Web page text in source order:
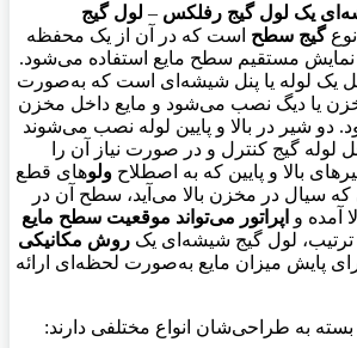
– لول گیج
گیج سطح است که در آن از یک محفظه
مستقیم سطح مایع استفاده می‌شود.
یک لوله یا پنل شیشه‌ای است که به‌صورت
یا دیگ نصب می‌شود و مایع داخل مخزن
دو شیر در بالا و پایین لوله نصب می‌شوند
لوله گیج کنترل و در صورت نیاز آن را
بالا و پایین که به اصطلاح ولوهای قطع
سیال در مخزن بالا می‌آید، سطح آن در
آمده و اپراتور می‌تواند موقعیت سطح مایع
ترتیب، لول گیج شیشه‌ای یک روش مکانیکی
پایش میزان مایع به‌صورت لحظه‌ای ارائه
به طراحی‌شان انواع مختلفی دارند: